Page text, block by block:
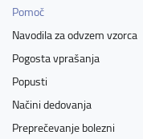
Pomoč
Navodila za odvzem vzorca
Pogosta vprašanja
Popusti
Načini dedovanja
Preprečevanje bolezni